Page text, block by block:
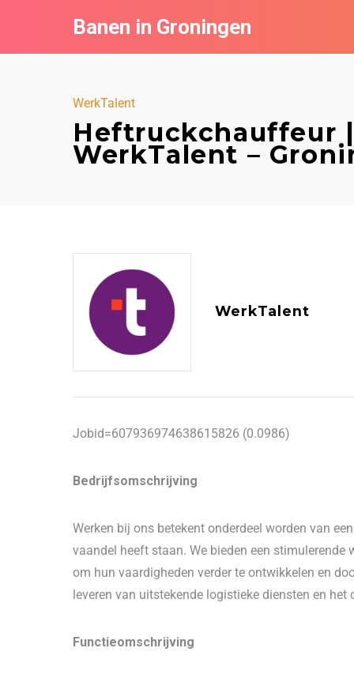
Banen in Groningen
WerkTalent
Heftruckchauffeur
WerkTalent –
WerkTalent
Jobid=607936974638615826 (0.0986)
Bedrijfsomschrijving
Werken bij ons betekent onderdeel worden van
vaandel heeft staan. We bieden een
om hun vaardigheden verder te ontwikkelen en
leveren van uitstekende logistieke diensten en het
Functieomschrijving